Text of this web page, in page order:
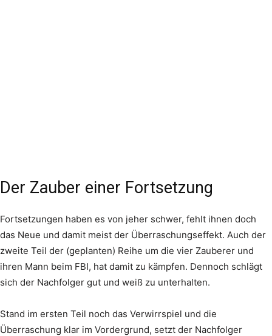
Der Zauber einer Fortsetzung
Fortsetzungen haben es von jeher schwer, fehlt ihnen doch
das Neue und damit meist der Überraschungseffekt. Auch der
zweite Teil der (geplanten) Reihe um die vier Zauberer und
ihren Mann beim FBI, hat damit zu kämpfen. Dennoch schlägt
sich der Nachfolger gut und weiß zu unterhalten.
Stand im ersten Teil noch das Verwirrspiel und die
Überraschung klar im Vordergrund, setzt der Nachfolger